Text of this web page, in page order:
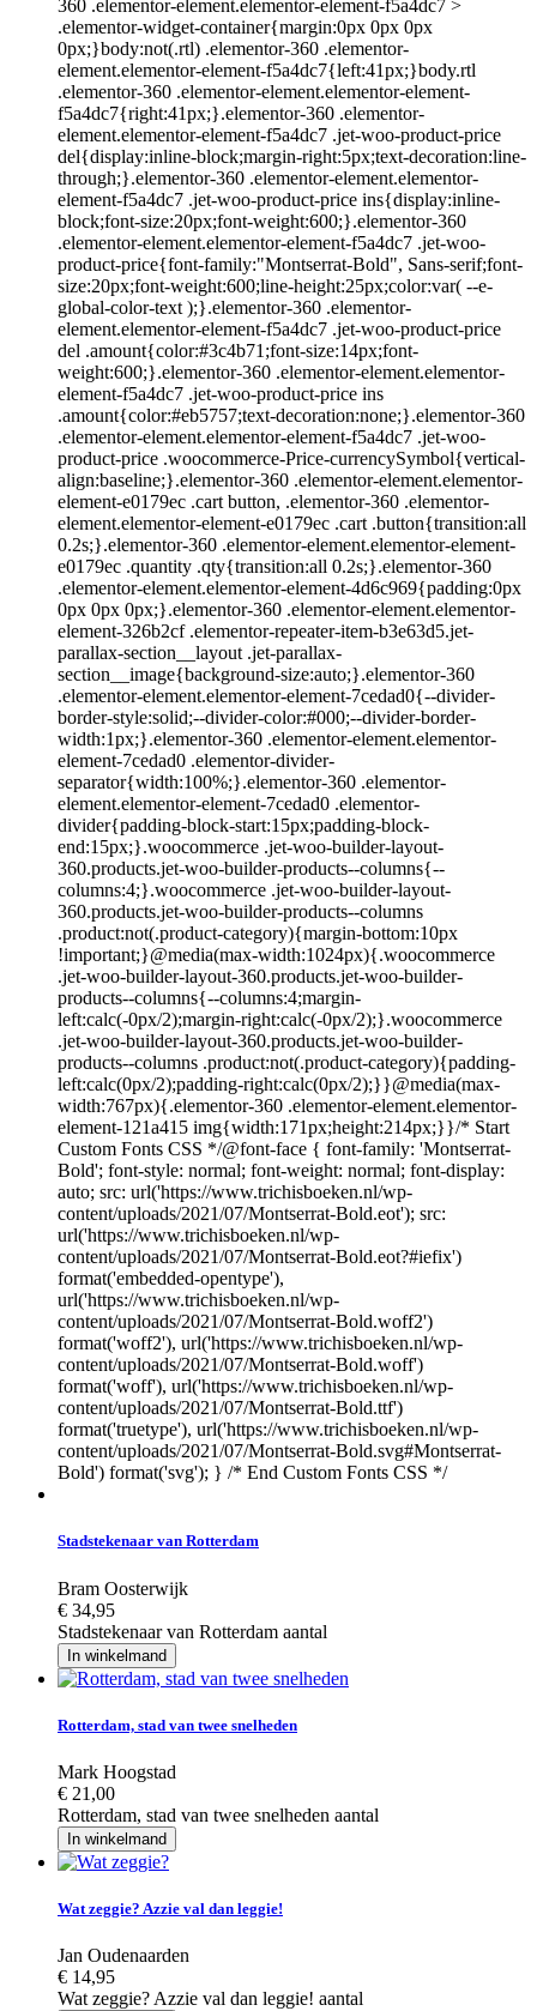
360 .elementor-element.elementor-element-f5a4dc7 >
.elementor-widget-container{margin:0px 0px 0px
0px;}body:not(.rtl) .elementor-360 .elementor-
element.elementor-element-f5a4dc7{left:41px;}body.rtl
.elementor-360 .elementor-element.elementor-element-
f5a4dc7{right:41px;}.elementor-360 .elementor-
element.elementor-element-f5a4dc7 .jet-woo-product-price
del{display:inline-block;margin-right:5px;text-decoration:line-
through;}.elementor-360 .elementor-element.elementor-
element-f5a4dc7 .jet-woo-product-price ins{display:inline-
block;font-size:20px;font-weight:600;}.elementor-360
.elementor-element.elementor-element-f5a4dc7 .jet-woo-
product-price{font-family:"Montserrat-Bold", Sans-serif;font-
size:20px;font-weight:600;line-height:25px;color:var( --e-
global-color-text );}.elementor-360 .elementor-
element.elementor-element-f5a4dc7 .jet-woo-product-price
del .amount{color:#3c4b71;font-size:14px;font-
weight:600;}.elementor-360 .elementor-element.elementor-
element-f5a4dc7 .jet-woo-product-price ins
.amount{color:#eb5757;text-decoration:none;}.elementor-360
.elementor-element.elementor-element-f5a4dc7 .jet-woo-
product-price .woocommerce-Price-currencySymbol{vertical-
align:baseline;}.elementor-360 .elementor-element.elementor-
element-e0179ec .cart button, .elementor-360 .elementor-
element.elementor-element-e0179ec .cart .button{transition:all
0.2s;}.elementor-360 .elementor-element.elementor-element-
e0179ec .quantity .qty{transition:all 0.2s;}.elementor-360
.elementor-element.elementor-element-4d6c969{padding:0px
0px 0px 0px;}.elementor-360 .elementor-element.elementor-
element-326b2cf .elementor-repeater-item-b3e63d5.jet-
parallax-section__layout .jet-parallax-
section__image{background-size:auto;}.elementor-360
.elementor-element.elementor-element-7cedad0{--divider-
border-style:solid;--divider-color:#000;--divider-border-
width:1px;}.elementor-360 .elementor-element.elementor-
element-7cedad0 .elementor-divider-
separator{width:100%;}.elementor-360 .elementor-
element.elementor-element-7cedad0 .elementor-
divider{padding-block-start:15px;padding-block-
end:15px;}.woocommerce .jet-woo-builder-layout-
360.products.jet-woo-builder-products--columns{--
columns:4;}.woocommerce .jet-woo-builder-layout-
360.products.jet-woo-builder-products--columns
.product:not(.product-category){margin-bottom:10px
!important;}@media(max-width:1024px){.woocommerce
.jet-woo-builder-layout-360.products.jet-woo-builder-
products--columns{--columns:4;margin-
left:calc(-0px/2);margin-right:calc(-0px/2);}.woocommerce
.jet-woo-builder-layout-360.products.jet-woo-builder-
products--columns .product:not(.product-category){padding-
left:calc(0px/2);padding-right:calc(0px/2);}}@media(max-
width:767px){.elementor-360 .elementor-element.elementor-
element-121a415 img{width:171px;height:214px;}}/* Start
Custom Fonts CSS */@font-face { font-family: 'Montserrat-
Bold'; font-style: normal; font-weight: normal; font-display:
auto; src: url('https://www.trichisboeken.nl/wp-
content/uploads/2021/07/Montserrat-Bold.eot'); src:
url('https://www.trichisboeken.nl/wp-
content/uploads/2021/07/Montserrat-Bold.eot?#iefix')
format('embedded-opentype'),
url('https://www.trichisboeken.nl/wp-
content/uploads/2021/07/Montserrat-Bold.woff2')
format('woff2'), url('https://www.trichisboeken.nl/wp-
content/uploads/2021/07/Montserrat-Bold.woff')
format('woff'), url('https://www.trichisboeken.nl/wp-
content/uploads/2021/07/Montserrat-Bold.ttf')
format('truetype'), url('https://www.trichisboeken.nl/wp-
content/uploads/2021/07/Montserrat-Bold.svg#Montserrat-
Bold') format('svg'); } /* End Custom Fonts CSS */
Stadstekenaar van Rotterdam
Bram Oosterwijk
€ 34,95
Stadstekenaar van Rotterdam aantal
In winkelmand
Rotterdam, stad van twee snelheden
Mark Hoogstad
€ 21,00
Rotterdam, stad van twee snelheden aantal
In winkelmand
Wat zeggie? Azzie val dan leggie!
Jan Oudenaarden
€ 14,95
Wat zeggie? Azzie val dan leggie! aantal